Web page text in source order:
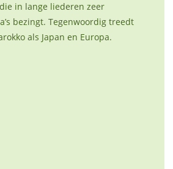
in lange liederen zeer
bezingt. Tegenwoordig treedt
als Japan en Europa.